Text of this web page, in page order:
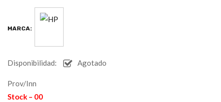
MARCA:
Disponibilidad: Agotado
Prov/Inn
Stock – 00